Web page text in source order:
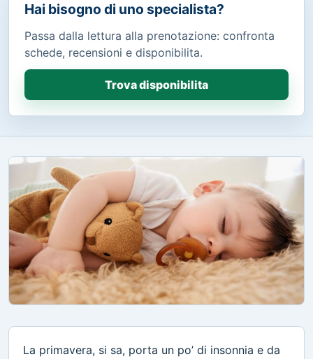
Hai bisogno di uno specialista?
Passa dalla lettura alla prenotazione: confronta
schede, recensioni e disponibilita.
Trova disponibilita
La primavera, si sa, porta un po’ di insonnia e da